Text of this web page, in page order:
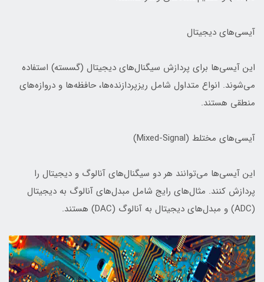
آیسی‌های دیجیتال
این آیسی‌ها برای پردازش سیگنال‌های دیجیتال (گسسته) استفاده
می‌شوند. انواع متداول شامل ریزپردازنده‌ها، حافظه‌ها و دروازه‌های
منطقی هستند.
آیسی‌های مختلط (Mixed-Signal)
این آیسی‌ها می‌توانند هر دو سیگنال‌های آنالوگ و دیجیتال را
پردازش کنند. مثال‌های رایج شامل مبدل‌های آنالوگ به دیجیتال
(ADC) و مبدل‌های دیجیتال به آنالوگ (DAC) هستند.